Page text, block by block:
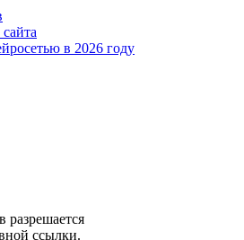
в 2026 году
разрешается
ссылки.